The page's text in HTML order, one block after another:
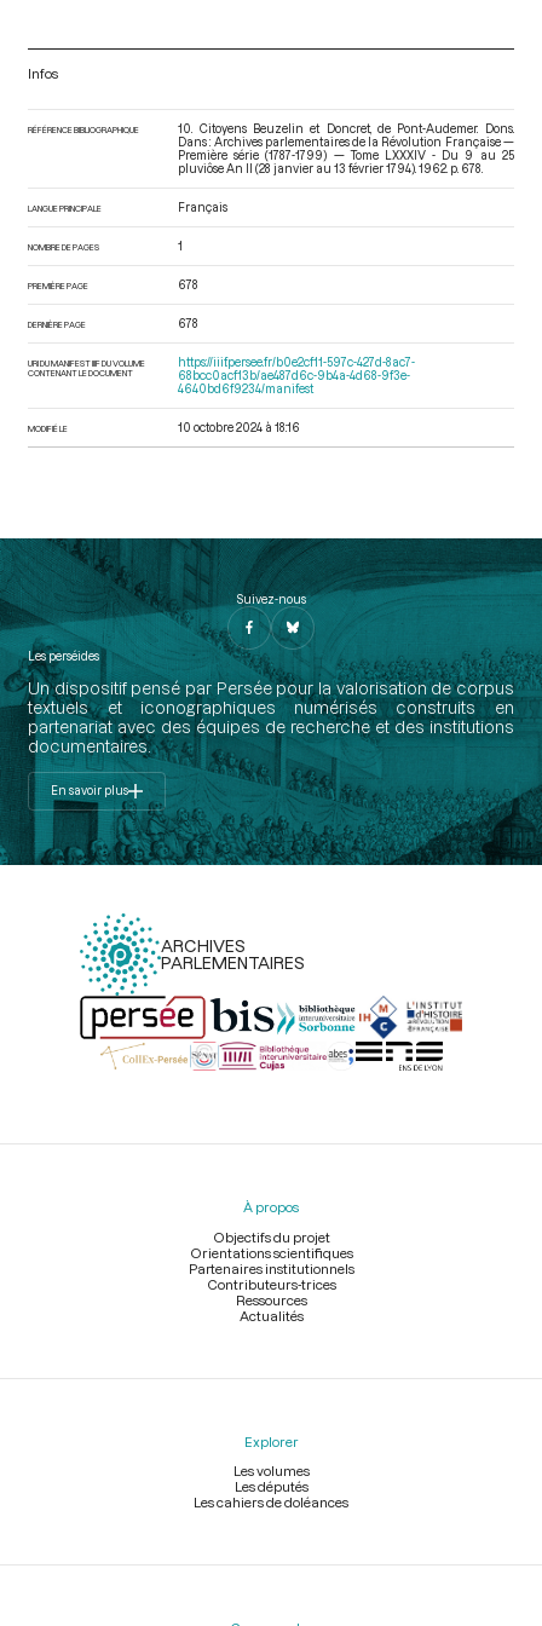
Infos
RÉFÉRENCE BIBLIOGRAPHIQUE
10. Citoyens Beuzelin et Doncret, de Pont-Audemer. Dons.
Dans : Archives parlementaires de la Révolution Française —
Première série (1787-1799) — Tome LXXXIV - Du 9 au 25
pluviôse An II (28 janvier au 13 février 1794) . 1962. p. 678.
LANGUE PRINCIPALE Français
NOMBRE DE PAGES 1
PREMIÈRE PAGE 678
DERNIÈRE PAGE 678
URI DU MANIFEST IIIF DU VOLUME
CONTENANT LE DOCUMENT
https://iiif.persee.fr/b0e2cf11-597c-427d-8ac7-
68bcc0acf13b/ae487d6c-9b4a-4d68-9f3e-
4640bd6f9234/manifest
MODIFIÉ LE 10 octobre 2024 à 18:16
Suivez-nous
Les perséides
Un dispositif pensé par Persée pour la valorisation de corpus
textuels et iconographiques numérisés construits en
partenariat avec des équipes de recherche et des institutions
documentaires.
En savoir plus
ARCHIVES
PARLEMENTAIRES
Menu
À propos
Objectifs du projet
Orientations scientifiques
Partenaires institutionnels
Contributeurs-trices
Ressources
Actualités
Explorer
Les volumes
Les députés
Les cahiers de doléances